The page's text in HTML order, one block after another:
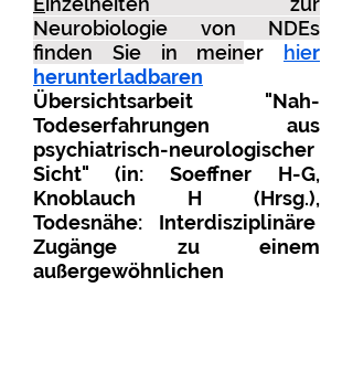
Neurobiologie von NDEs
finden Sie in meiner hier
herunterladbaren
Übersichtsarbeit "Nah-
Todeserfahrungen aus
psychiatrisch-neurologischer
Sicht" (in: Soeffner H-G,
Knoblauch H (Hrsg.),
Todesnähe: Interdisziplinäre
Zugänge zu einem
außergewöhnlichen